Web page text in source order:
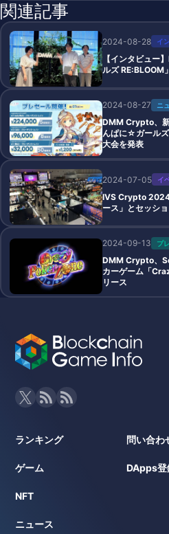
関連記事
2024-08-28 イ
【インタビュ
ルズ RE:BLOOM」
2024-08-27 ニ
DMM Crypto、
んぱに☆ガール
大会を発表
2024-07-05 イ
IVS Crypto 2024
ース」とセッシ
2024-09-13 プ
DMM Crypto、
カーゲーム「
リース
ランキング
ゲーム
NFT
ニュース
問い合わ
DApps登